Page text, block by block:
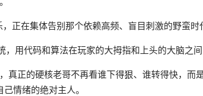
正在集体告别那个依赖高频、盲目刺激的野蛮时
，用代码和算法在玩家的大拇指和上头的大脑之
真正的硬核老哥不再看谁下得狠、谁转得快，而
情绪的绝对主人。